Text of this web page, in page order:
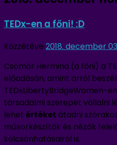
TEDx-en a főni! :D
Közzétéve 2018. december
Csömör Hermina (a főni) a
előadásán, amint arról
TEDxLibertyBridgeWomen-
társadalmi szerepet vállalni
lehet értéket átadni
műsorkészítők és nézők
kölcsönhatásairól is.